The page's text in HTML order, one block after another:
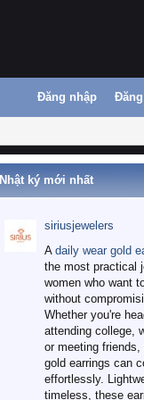
Đăng nhập
Nhật ký mới nhất
siriusjewelers
A daily wear gold
the most practical
women who want
without
Whether you're
attending college,
or meeting
gold earrings can
effortlessly.
timeless, these